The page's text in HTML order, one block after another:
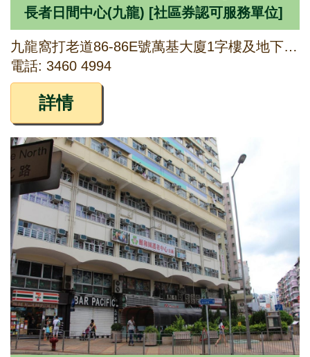
長者日間中心(九龍) [社區券認可服務單位]
九龍窩打老道86-86E號萬基大廈1字樓及地下B2舖（部分）
電話: 3460 4994
詳情